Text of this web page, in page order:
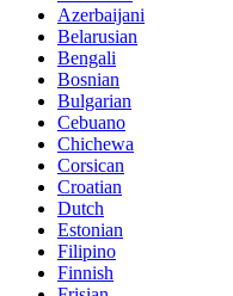
Azerbaijani
Belarusian
Bengali
Bosnian
Bulgarian
Cebuano
Chichewa
Corsican
Croatian
Dutch
Estonian
Filipino
Finnish